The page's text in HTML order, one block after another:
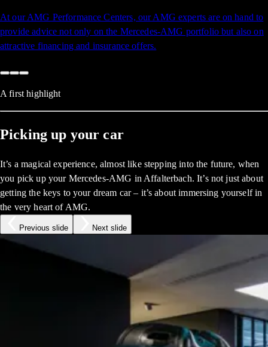
At our AMG Performance Centers, our AMG experts are on hand to
provide advice not only on the Mercedes-AMG portfolio but also on
attractive financing and insurance offers.
A first highlight
Picking up your car
It’s a magical experience, almost like stepping into the future, when
you pick up your Mercedes-AMG in Affalterbach. It’s not just about
getting the keys to your dream car – it’s about immersing yourself in
the very heart of AMG.
Previous slide Next slide